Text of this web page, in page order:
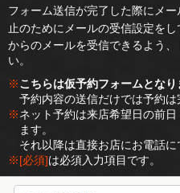
フォーム送信が完了した際にメ
止のためにメールの受信設定を
からのメールを受信できるよう
い。
※こちらは仮予約フォームとなり
予約内容の送信だけでは予約は
※ネット予約は来店希望日の前
ます。
それ以降は直接お店にお電話に
※[必須]は必須入力項目です。